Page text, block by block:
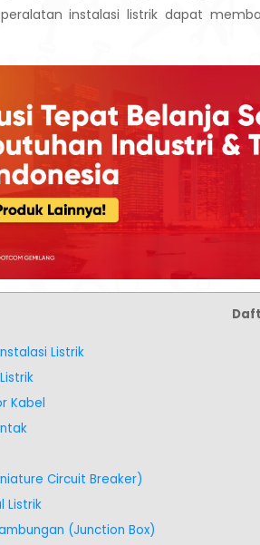
instalasi listrik dapat
Listrik
Kabel
Circuit Breaker)
Listrik
(Junction Box)